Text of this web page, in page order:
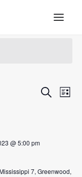
Views
Search
List
@ 5:00 pm
7, Greenwood,